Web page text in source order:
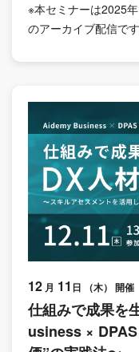
※本セミナーは2025
のアーカイブ配信です
12 月 11 日 （木） 開催
仕組みで成果
usiness ×